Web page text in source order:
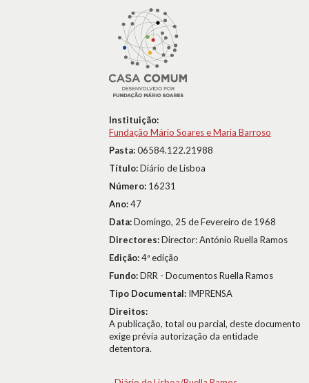
Instituição:
Fundação Mário Soares e Maria Barroso
Pasta:06584.122.21988
Título:Diário de Lisboa
Número: 16231
Ano:47
Data:Domingo, 25 de Fevereiro de 1968
Directores:Director: António Ruella Ramos
Edição:4ª edição
Fundo:DRR - Documentos Ruella Ramos
Tipo Documental: IMPRENSA
Direitos:
A publicação, total ou parcial, deste documento
exige prévia autorização da entidade
detentora.